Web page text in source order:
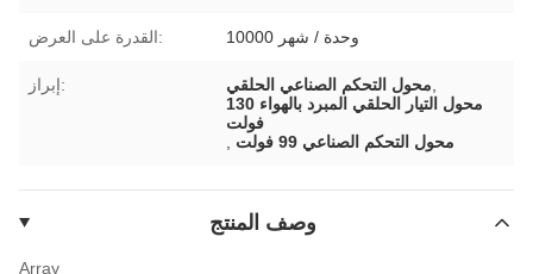
القدرة على العرض: 10000 وحدة / شهر
إبراز: محول التحكم الصناعي الحلقي
محول التيار الحلقي المبرد بالهواء 130
فولت
محول التحكم الصناعي 99 فولت
وصف المنتج
Array